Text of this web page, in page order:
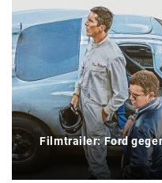
Filmtrailer: Ford